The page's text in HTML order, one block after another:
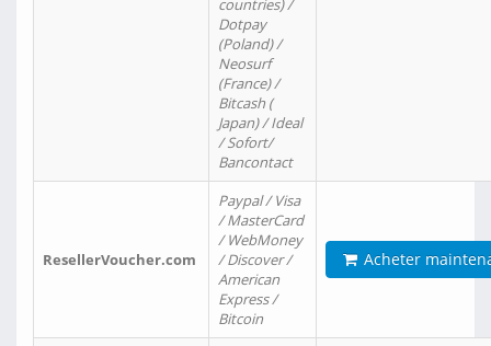
countries) /
Dotpay
(Poland) /
Neosurf
(France) /
Bitcash (
Japan) / Ideal
/ Sofort/
Bancontact
ResellerVoucher.com
Paypal / Visa
/ MasterCard
/ WebMoney
/ Discover /
American
Express /
Bitcoin
Acheter